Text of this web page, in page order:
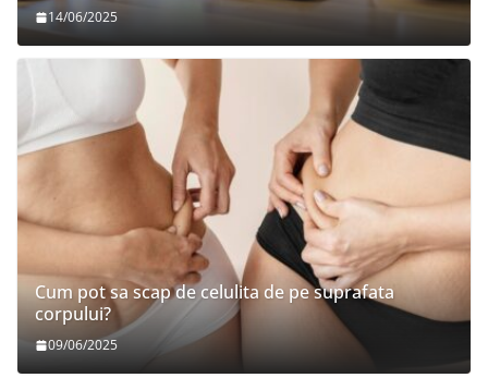
14/06/2025
Cum pot sa scap de celulita de pe suprafata
corpului?
09/06/2025